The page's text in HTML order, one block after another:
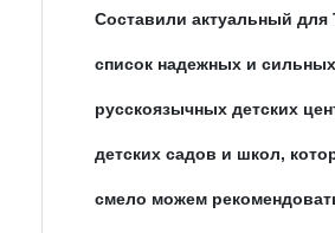
Составили актуальный для
список надежных и сильных
русскоязычных детских
детских садов и школ,
смело можем